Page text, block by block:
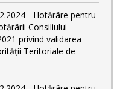
- Hotărâre pentru
Consiliului
privind validarea
Teritoriale de